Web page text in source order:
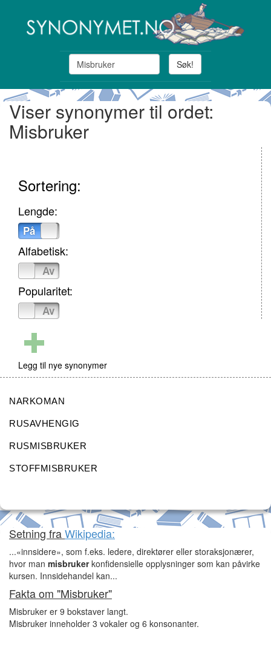
Søk!
Viser synonymer til ordet:
Misbruker
Sortering:
Lengde:
På
Alfabetisk:
Av
Popularitet:
Av
Legg til nye synonymer
NARKOMAN
RUSAVHENGIG
RUSMISBRUKER
STOFFMISBRUKER
Setning fraWikipedia:
...«innsidere», som f.eks. ledere, direktører eller storaksjonærer,
hvor man misbrukerkonfidensielle opplysninger som kan påvirke
kursen. Innsidehandel kan...
Fakta om "Misbruker"
Misbruker er 9 bokstaver langt.
Misbruker inneholder 3 vokaler og 6 konsonanter.